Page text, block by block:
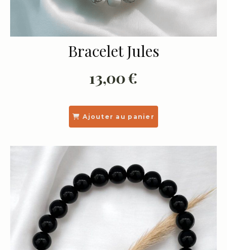
Bracelet Jules
13,00€
Ajouter au panier